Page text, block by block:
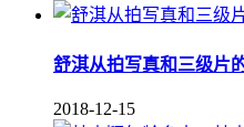
舒淇从拍写真和三级片
2018-12-15